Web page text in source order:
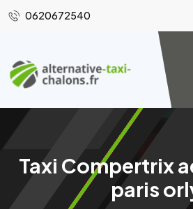
0620672540
Taxi Compertrix
paris